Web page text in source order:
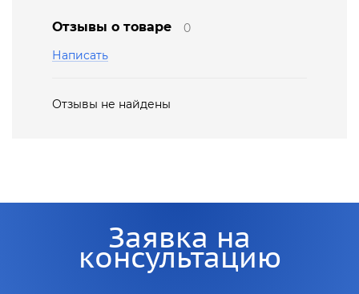
Отзывы о товаре
0
Написать
Отзывы не найдены
Заявка на
консультацию